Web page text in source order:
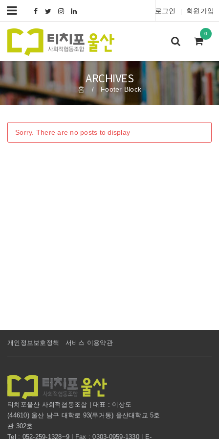
로그인 회원가입
0
ARCHIVES
홈 / Footer Block
Sorry. There are no posts to display
개인정보보호정책 서비스 이용약관
티치포울산 사회적협동조합 | 대표 : 이상도
(44610) 울산 남구 대학로 93(무거동) 울산대학교 5호
관 302호
Tel : 052-259-1328~9 | Fax : 0303-0959-1330 | E-